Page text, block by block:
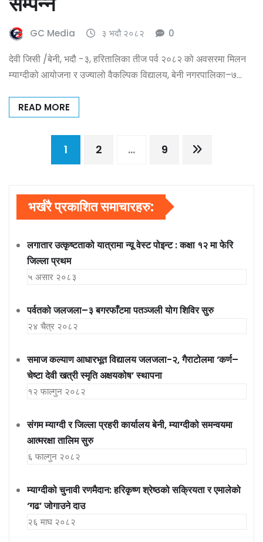
GC Media ३ भदौ २०८२ 0
देवी जिसी /बेनी, भदौ -३, हरितालिका तीज पर्व २०८२ को अवसरमा मिलन
म्याग्दीको आयोजना र उज्यालो वैकल्पिक विद्यालय, बेनी नगरपालिका–७…
READ MORE
Posts
pagination
1 2 … 9
भर्खरै प्रकाशित समाचारहरु:
लगातार उत्कृष्टताको यात्रामा न्यू वेस्ट पोइन्ट : कक्षा १२ मा फेरि
जिल्ला प्रथम
५ असार २०८३
पर्वतको जलजला–३ बगरफाँटमा पतञ्जली योग शिविर सुरु
२४ चैत्र २०८२
समाज कल्याण आधारभूत विद्यालय जलजला-२, गैराटोलमा ‘कर्ण–
चेष्टा देवी खत्री स्मृति अक्षयकोष’ स्थापना
१२ फाल्गुन २०८२
संगम म्याग्दी र जिल्ला प्रहरी कार्यालय बेनी, म्याग्दीको समन्वयमा
आत्मरक्षा तालिम सुरु
६ फाल्गुन २०८२
म्याग्दीको चुनावी रणमैदान: हरिकृष्ण श्रेष्ठको सक्रियता र एमालेको
‘गढ’ जोगाउने दाउ
२६ माघ २०८२